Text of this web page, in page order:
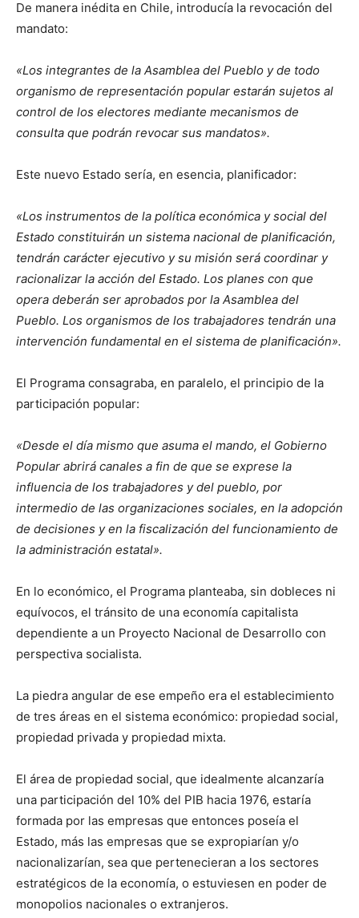
De manera inédita en Chile, introducía la revocación del
mandato:
«Los integrantes de la Asamblea del Pueblo y de todo
organismo de representación popular estarán sujetos al
control de los electores mediante mecanismos de
consulta que podrán revocar sus mandatos».
Este nuevo Estado sería, en esencia, planificador:
«Los instrumentos de la política económica y social del
Estado constituirán un sistema nacional de planificación,
tendrán carácter ejecutivo y su misión será coordinar y
racionalizar la acción del Estado. Los planes con que
opera deberán ser aprobados por la Asamblea del
Pueblo. Los organismos de los trabajadores tendrán una
intervención fundamental en el sistema de planificación».
El Programa consagraba, en paralelo, el principio de la
participación popular:
«Desde el día mismo que asuma el mando, el Gobierno
Popular abrirá canales a fin de que se exprese la
influencia de los trabajadores y del pueblo, por
intermedio de las organizaciones sociales, en la adopción
de decisiones y en la fiscalización del funcionamiento de
la administración estatal».
En lo económico, el Programa planteaba, sin dobleces ni
equívocos, el tránsito de una economía capitalista
dependiente a un Proyecto Nacional de Desarrollo con
perspectiva socialista.
La piedra angular de ese empeño era el establecimiento
de tres áreas en el sistema económico: propiedad social,
propiedad privada y propiedad mixta.
El área de propiedad social, que idealmente alcanzaría
una participación del 10% del PIB hacia 1976, estaría
formada por las empresas que entonces poseía el
Estado, más las empresas que se expropiarían y/o
nacionalizarían, sea que pertenecieran a los sectores
estratégicos de la economía, o estuviesen en poder de
monopolios nacionales o extranjeros.